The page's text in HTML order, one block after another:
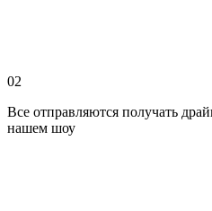
02
Все отправляются получать
нашем шоу